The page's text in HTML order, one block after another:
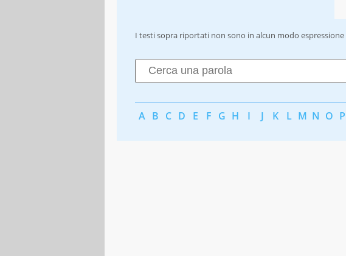
I testi sopra riportati non sono in alcun modo espressione
A B C D E F G H I J K L M N O P